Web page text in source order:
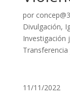
por
Divulgación,
Investigación
11/11/2022